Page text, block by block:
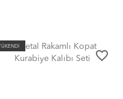
TÜKENDİ
favorite_border